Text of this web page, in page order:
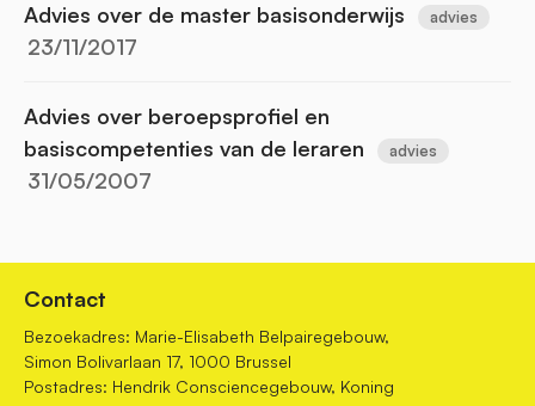
Advies over de master basisonderwijs advies
23/11/2017
Advies over beroepsprofiel en
basiscompetenties van de leraren
advies
31/05/2007
Contact
Bezoekadres: Marie-Elisabeth Belpairegebouw,
Simon Bolivarlaan 17, 1000 Brussel
Postadres: Hendrik Consciencegebouw, Koning